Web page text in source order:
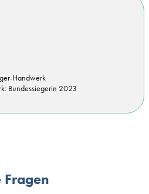
Handwerk
Bundessiegerin 2023